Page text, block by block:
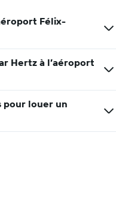
Félix-
Hertz à l’aéroport
pour louer un